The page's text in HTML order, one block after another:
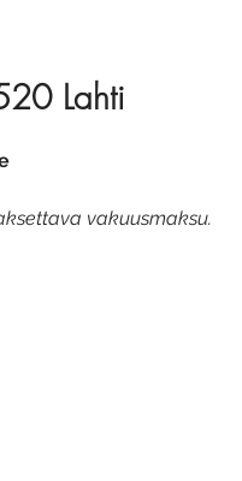
Lahti
vakuusmaksu.